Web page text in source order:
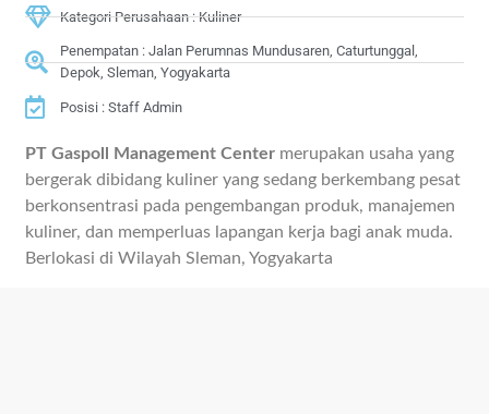
Kategori Perusahaan : Kuliner
Penempatan : Jalan Perumnas Mundusaren, Caturtunggal,
Depok, Sleman, Yogyakarta
Posisi : Staff Admin
PT Gaspoll Management Center merupakan usaha yang
bergerak dibidang kuliner yang sedang berkembang pesat
berkonsentrasi pada pengembangan produk, manajemen
kuliner, dan memperluas lapangan kerja bagi anak muda.
Berlokasi di Wilayah Sleman, Yogyakarta